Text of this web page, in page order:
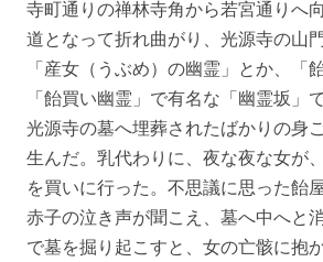
寺町通りの禅林寺角から若宮通りへ
道となって折れ曲がり、光源寺の山
「産女（うぶめ）の幽霊」とか、「
「飴買い幽霊」で有名な「幽霊坂」で
光源寺の墓へ埋葬されたばかりの身
生んだ。乳代わりに、夜な夜な女が
を買いに行った。不思議に思った飴
赤子の泣き声が聞こえ、墓へ中へと
で墓を掘り起こすと、女の亡骸に抱